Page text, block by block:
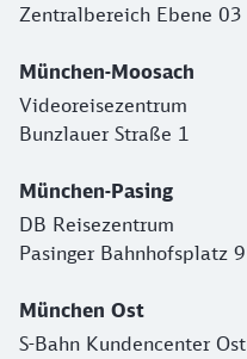
Zentralbereich Ebene 03
München-Moosach
Videoreisezentrum
Bunzlauer Straße 1
München-Pasing
DB Reisezentrum
Pasinger Bahnhofsplatz 9
München Ost
S-Bahn Kundencenter Ost